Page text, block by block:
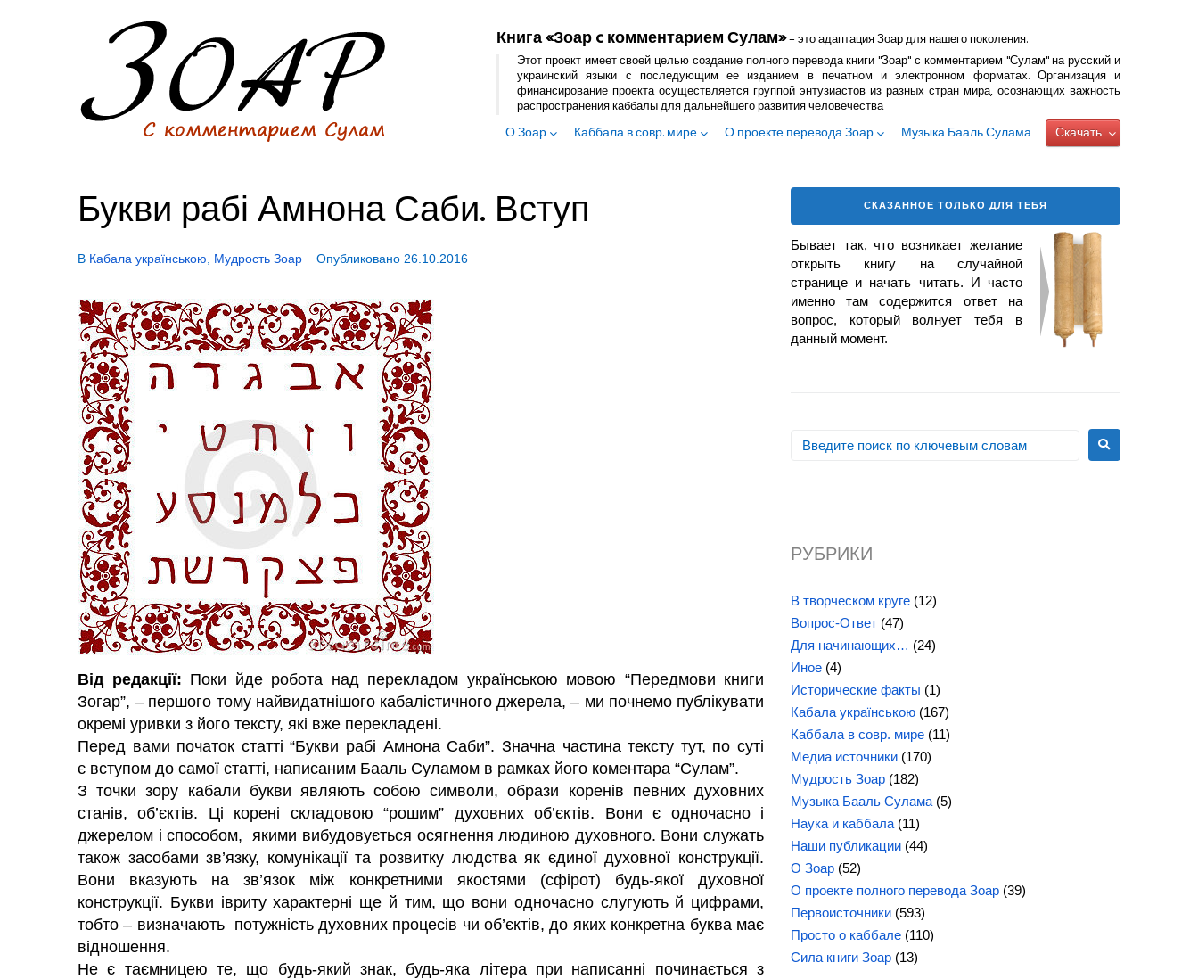
Книга «Зоар c комментарием Сулам»– это адаптация Зоар для нашего поколения.
Этот проект имеет своей целью создание полного перевода книги "Зоар" с комментарием "Сулам" на русский и
украинский языки с последующим ее изданием в печатном и электронном форматах. Организация и
финансирование проекта осуществляется группой энтузиастов из разных стран мира, осознающих важность
распространения каббалы для дальнейшего развития человечества
О Зоар Каббала в совр. мире О проекте перевода Зоар Музыка Бааль Сулама Скачать
Букви рабі Амнона Саби. Вступ
В Кабала українською Мудрость Зоар Опубликовано 26.10.2016
Від редакції: Поки йде робота над перекладом українською мовою “Передмови книги
Зогар”, – першого тому найвидатнішого кабалістичного джерела, – ми почнемо публікувати
окремі уривки з його тексту, які вже перекладені.
Перед вами початок статті “Букви рабі Амнона Саби”. Значна частина тексту тут, по суті
є вступом до самої статті, написаним Бааль Суламом в рамках його коментара “Сулам”.
З точки зору кабали букви являють собою символи, образи коренів певних духовних
станів, об’єктів. Ці корені складовою “рошим” духовних об’єктів. Вони є одночасно і
джерелом і способом, якими вибудовується осягнення людиною духовного. Вони служать
також засобами зв’язку, комунікації та розвитку людства як єдиної духовної конструкції.
Вони вказують на зв’язок між конкретними якостями (сфірот) будь-якої духовної
конструкції. Букви івриту характерні ще й тим, що вони одночасно слугують й цифрами,
тобто – визначають потужність духовних процесів чи об’єктів, до яких конкретна буква має
відношення.
Не є таємницею те, що будь-який знак, будь-яка літера при написанні починається з
СКАЗАННОЕ ТОЛЬКО ДЛЯ ТЕБЯ
Бывает так, что возникает желание
открыть книгу на случайной
странице и начать читать. И часто
именно там содержится ответ на
вопрос, который волнует тебя в
данный момент.
РУБРИКИ
В творческом круге (12)
Вопрос-Ответ (47)
Для начинающих… (24)
Иное (4)
Исторические факты (1)
Кабала українською (167)
Каббала в совр. мире (11)
Медиа источники (170)
Мудрость Зоар (182)
Музыка Бааль Сулама (5)
Наука и каббала (11)
Наши публикации (44)
О Зоар (52)
О проекте полного перевода Зоар (39)
Первоисточники (593)
Просто о каббале (110)
Сила книги Зоар (13)